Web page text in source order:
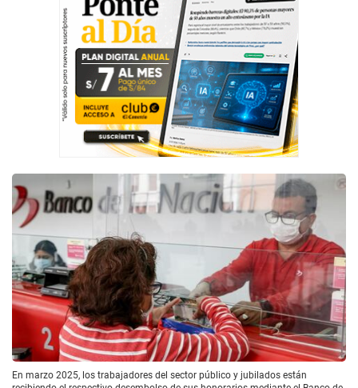
En marzo 2025, los trabajadores del sector público y jubilados están